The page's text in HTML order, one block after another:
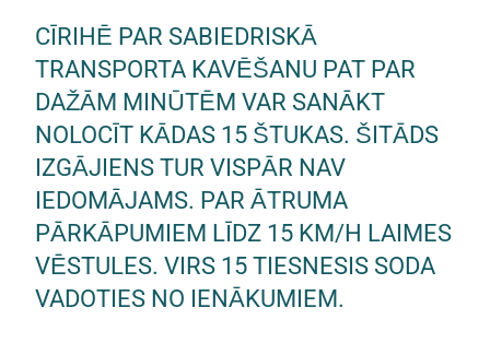
CĪRIHĒ PAR SABIEDRISKĀ
TRANSPORTA KAVĒŠANU PAT PAR
DAŽĀM MINŪTĒM VAR SANĀKT
NOLOCĪT KĀDAS 15 ŠTUKAS. ŠITĀDS
IZGĀJIENS TUR VISPĀR NAV
IEDOMĀJAMS. PAR ĀTRUMA
PĀRKĀPUMIEM LĪDZ 15 KM/H LAIMES
VĒSTULES. VIRS 15 TIESNESIS SODA
VADOTIES NO IENĀKUMIEM.